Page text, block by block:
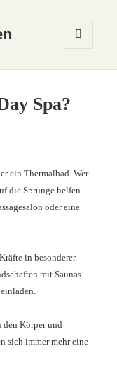
WIDGETS
Spa?
ein Thermalbad. Wer
die Sprünge helfen
oder eine
in besonderer
mit Saunas
den Körper und
sich immer mehr eine